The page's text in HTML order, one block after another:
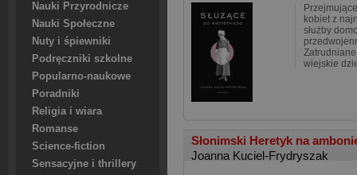
Nauki Przyrodnicze
Nauki Społeczne
Nuty i śpiewniki
Podręczniki szkolne
Popularno-naukowe
Poradniki
Religia i wiara
Romanse
Science-fiction
Sensacyjne i thrillery
kobiet z
służby
wiejskie
Słonimski Heretyk na
Joanna Kuciel-Frydryszak